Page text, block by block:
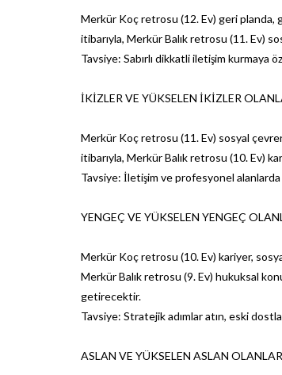
Merkür Koç retrosu (12. Ev) geri planda,
itibarıyla, Merkür Balık retrosu (11. Ev)
Tavsiye: Sabırlı dikkatli iletişim kurmaya
İKİZLER VE YÜKSELEN İKİZLER
Merkür Koç retrosu (11. Ev) sosyal
itibarıyla, Merkür Balık retrosu (10. Ev)
Tavsiye: İletişim ve profesyonel alanlarda
YENGEÇ VE YÜKSELEN YENGEÇ
Merkür Koç retrosu (10. Ev) kariyer,
Merkür Balık retrosu (9. Ev) hukuksal
getirecektir.
Tavsiye: Stratejik adımlar atın, eski
ASLAN VE YÜKSELEN ASLAN OLANLAR